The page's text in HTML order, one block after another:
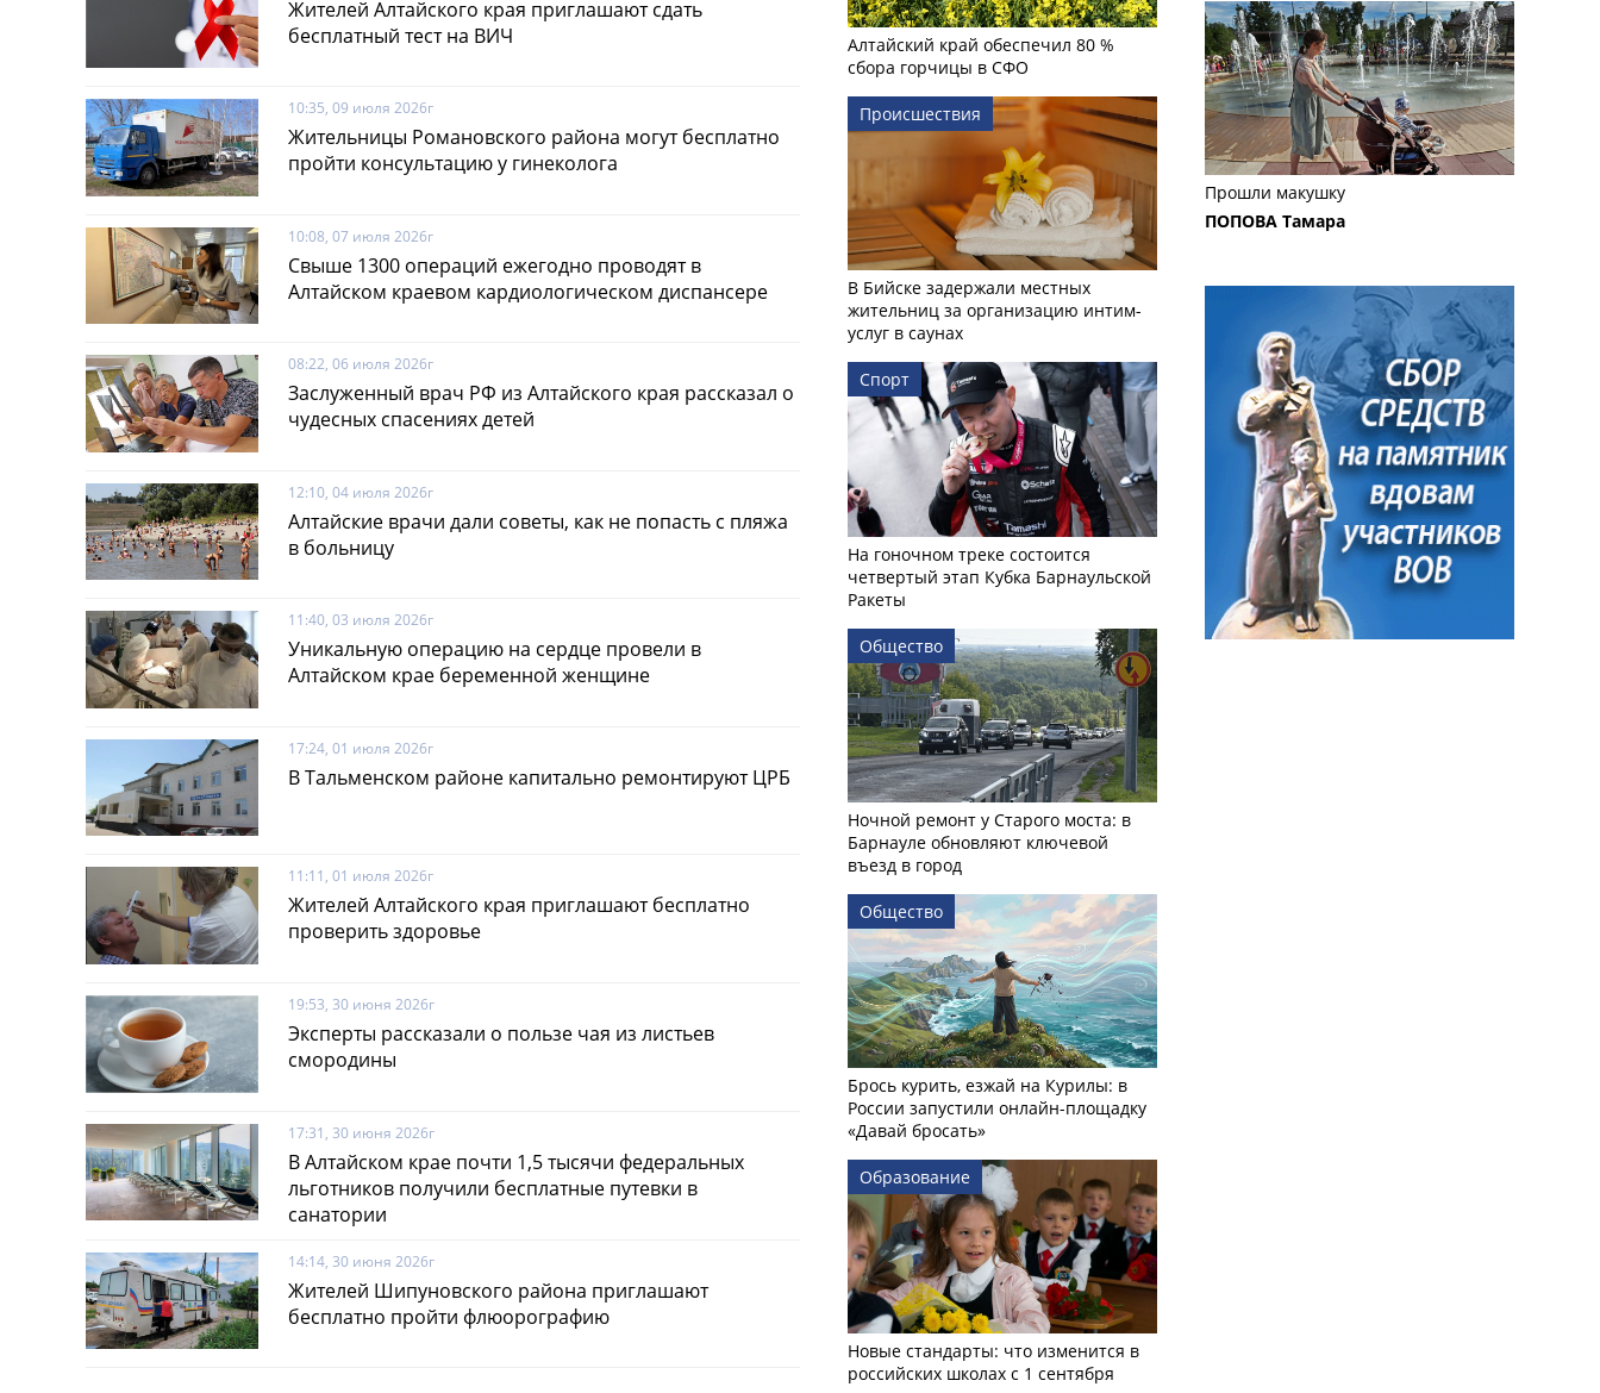
Жителей Алтайского края приглашают сдать
бесплатный тест на ВИЧ
10:35, 09 июля 2026г
Жительницы Романовского района могут бесплатно
пройти консультацию у гинеколога
10:08, 07 июля 2026г
Свыше 1300 операций ежегодно проводят в
Алтайском краевом кардиологическом диспансере
08:22, 06 июля 2026г
Заслуженный врач РФ из Алтайского края рассказал о
чудесных спасениях детей
12:10, 04 июля 2026г
Алтайские врачи дали советы, как не попасть с пляжа
в больницу
11:40, 03 июля 2026г
Уникальную операцию на сердце провели в
Алтайском крае беременной женщине
17:24, 01 июля 2026г
В Тальменском районе капитально ремонтируют ЦРБ
11:11, 01 июля 2026г
Жителей Алтайского края приглашают бесплатно
проверить здоровье
19:53, 30 июня 2026г
Эксперты рассказали о пользе чая из листьев
смородины
17:31, 30 июня 2026г
В Алтайском крае почти 1,5 тысячи федеральных
льготников получили бесплатные путевки в
санатории
14:14, 30 июня 2026г
Жителей Шипуновского района приглашают
бесплатно пройти флюорографию
Алтайский край обеспечил 80 %
сбора горчицы в СФО
Происшествия
В Бийске задержали местных
жительниц за организацию интим-
услуг в саунах
Спорт
На гоночном треке состоится
четвертый этап Кубка Барнаульской
Ракеты
Общество
Ночной ремонт у Старого моста: в
Барнауле обновляют ключевой
въезд в город
Общество
Брось курить, езжай на Курилы: в
России запустили онлайн-­площадку
«Давай бросать»
Образование
Новые стандарты: что изменится в
российских школах с 1 сентября
Прошли макушку
ПОПОВА Тамара